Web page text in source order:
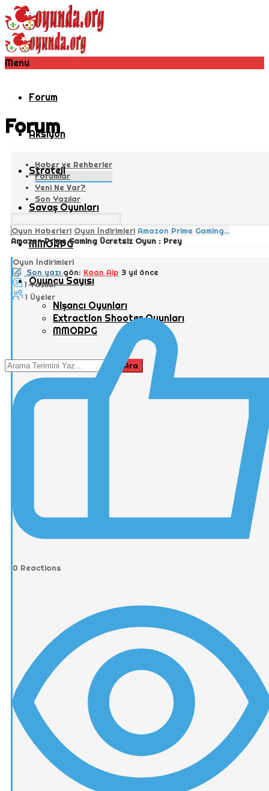
Menu
Forum
Aksiyon
Strateji
Savaş Oyunları
MMORPG
Oyuncu Sayısı
Nişancı Oyunları
Extraction Shooter Oyunları
MMORPG
Forum
Haber ve Rehberler
Forumlar
Yeni Ne Var?
Son Yazılar
Oyun Haberleri Oyun İndirimleri Amazon Prime Gaming...
Amazon Prime Gaming Ücretsiz Oyun : Prey
Oyun İndirimleri
Son yazı gön: Kaan Alp 3 yıl önce
1Yazılar
1 Üyeler
0 Reactions